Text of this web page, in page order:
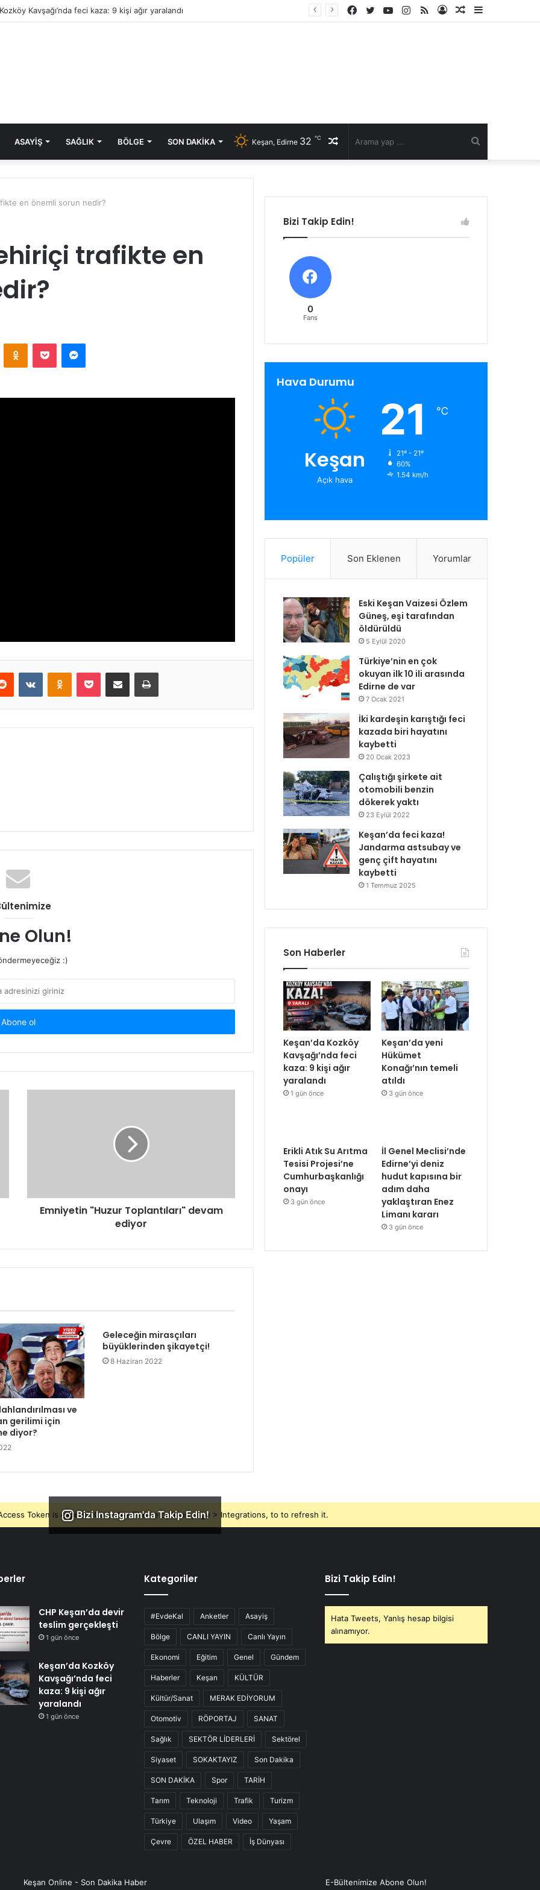
Kavşağı’nda feci kaza: 9 kişi ağır yaralandı
Rastgele
Kayıt
RSS
Instagram
YouTube
Twitter
Facebook
ASAYIŞ SAĞLIK BÖLGE SON DAKIKA Rastgele
Keşan, Edirne 32 ℃
en önemli sorun nedir?
trafikte en
Olun!
:)
Emniyetin "Huzur Toplantıları" devam
ediyor
ve
gerilimi için
diyor?
Geleceğin mirasçıları
büyüklerinden şikayetçi!
8 Haziran 2022
Bizi Takip Edin!
0
Fans
Hava Durumu
Keşan
Açık hava
21 ℃
21º - 21º
60%
1.54 km/h
Popüler Son Eklenen Yorumlar
Eski Keşan Vaizesi Özlem
Güneş, eşi tarafından
öldürüldü
5 Eylül 2020
Türkiye’nin en çok
okuyan ilk 10 ili arasında
Edirne de var
7 Ocak 2021
İki kardeşin karıştığı feci
kazada biri hayatını
kaybetti
20 Ocak 2023
Çalıştığı şirkete ait
otomobili benzin
dökerek yaktı
23 Eylül 2022
Keşan’da feci kaza!
Jandarma astsubay ve
genç çift hayatını
kaybetti
1 Temmuz 2025
Son Haberler
Keşan’da Kozköy
Kavşağı’nda feci
kaza: 9 kişi ağır
yaralandı
1 gün önce
Keşan’da yeni
Hükümet
Konağı’nın temeli
atıldı
3 gün önce
Erikli Atık Su Arıtma
Tesisi Projesi’ne
Cumhurbaşkanlığı
onayı
3 gün önce
İl Genel Meclisi’nde
Edirne’yi deniz
hudut kapısına bir
adım daha
yaklaştıran Enez
Limanı kararı
3 gün önce
Bizi Instagram'da Takip Edin!
Token is expired, Go to the Theme options page > Integrations, to to refresh it.
CHP Keşan’da devir
teslim gerçekleşti
1 gün önce
Keşan’da Kozköy
Kavşağı’nda feci
kaza: 9 kişi ağır
yaralandı
1 gün önce
Kategoriler
#EvdeKal Anketler Asayiş
Bölge CANLI YAYIN Canlı Yayın
Ekonomi Eğitim Genel Gündem
Haberler Keşan KÜLTÜR
Kültür/Sanat MERAK EDİYORUM
Otomotiv RÖPORTAJ SANAT
Sağlık SEKTÖR LİDERLERİ Sektörel
Siyaset SOKAKTAYIZ Son Dakika
SON DAKİKA Spor TARİH
Tarım Teknoloji Trafik Turizm
Türkiye Ulaşım Video Yaşam
Çevre ÖZEL HABER İş Dünyası
Bizi Takip Edin!
Hata Tweets, Yanlış hesap bilgisi
alınamıyor.
Keşan Online - Son Dakika Haber E-Bültenimize Abone Olun!